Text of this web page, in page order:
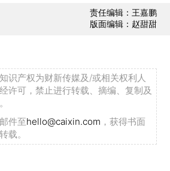
责任编辑：王嘉鹏
版面编辑：赵甜甜
识产权为财新传媒及/或相关权利人
许可，禁止进行转载、摘编、复制及
件至hello@caixin.com ，获得书面
载。